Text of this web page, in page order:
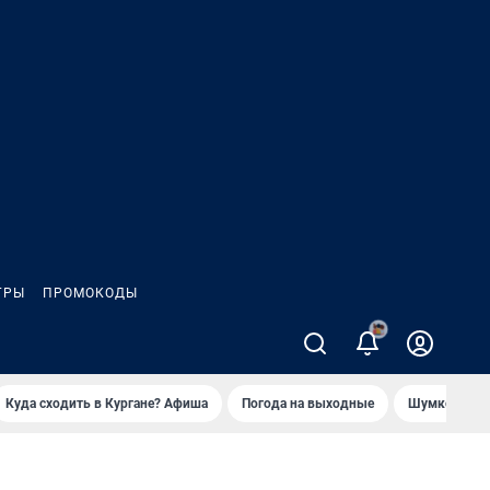
ПРОМОКОДЫ
Куда сходить в Кургане? Афиша Погода на выходные Шумков в